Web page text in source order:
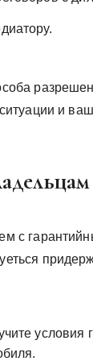
и
с
условия